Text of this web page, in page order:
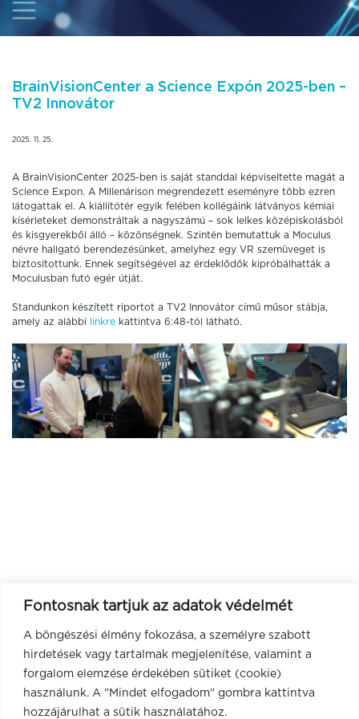
Fontosnak tartjuk az adatok védelmét
A böngészési élmény fokozása, a személyre szabott
hirdetések vagy tartalmak megjelenítése, valamint a
forgalom elemzése érdekében sütiket (cookie)
használunk. A "Mindet elfogadom" gombra kattintva
hozzájárulhat a sütik használatához.
BrainVisionCenter a Science Expón 2025-ben –
TV2 Innovátor
2025. 11. 25.
A BrainVisionCenter 2025-ben is saját standdal képviseltette magát a
Science Expon. A Millenárison megrendezett eseményre több ezren
látogattak el. A kiállítótér egyik felében kollégáink látványos kémiai
kísérleteket demonstráltak a nagyszámú – sok lelkes középiskolásból
és kisgyerekből álló – közönségnek. Szintén bemutattuk a Moculus
névre hallgató berendezésünket, amelyhez egy VR szemüveget is
biztosítottunk. Ennek segítségével az érdeklődők kipróbálhatták a
Moculusban futó egér útját.
Standunkon készített riportot a TV2 Innovátor című műsor stábja,
amely az alábbi linkre kattintva 6:48-tól látható.